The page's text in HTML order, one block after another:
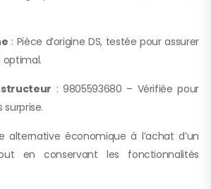
: Pièce d’origine DS, testée pour assurer
: 9805593680 – Vérifiée pour
alternative économique à l’achat d’un
en conservant les fonctionnalités